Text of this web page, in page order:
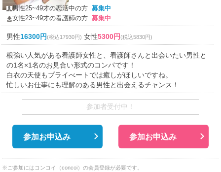
男性25~49才の恋活中の方募集中
女性23~49才の看護師の方募集中
男性16300円(税込17930円) 女性5300円(税込5830円)
根強い人気がある看護師女性と、看護師さんと出会いたい男性と
の1名×1名のお見合い形式のコンパです！
白衣の天使もプライべートでは癒しがほしいですね。
忙しいお仕事にも理解のある男性と出会えるチャンス！
参加者受付中！
参加お申込み 参加お申込み
※ご参加にはコンコイ（concoi）の会員登録が必要です。